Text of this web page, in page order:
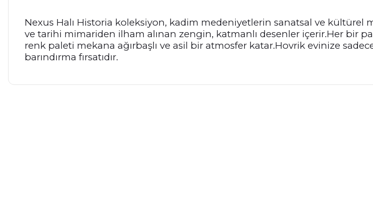
Nexus Halı Historia koleksiyon, kadim medeniyetlerin sanatsal ve kültürel
ve tarihi mimariden ilham alınan zengin, katmanlı desenler içerir.Her bir
renk paleti mekana ağırbaşlı ve asil bir atmosfer katar.Hovrik evinize
barındırma fırsatıdır.